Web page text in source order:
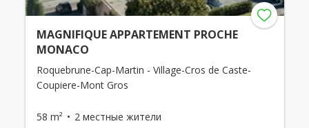
MAGNIFIQUE APPARTEMENT PROCHE
MONACO
Roquebrune-Cap-Martin - Village-Cros de Caste-
Coupiere-Mont Gros
58 m² 2 местные жители